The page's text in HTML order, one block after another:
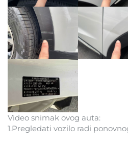
Video snimak ovog auta:
1.Pregledati vozilo radi